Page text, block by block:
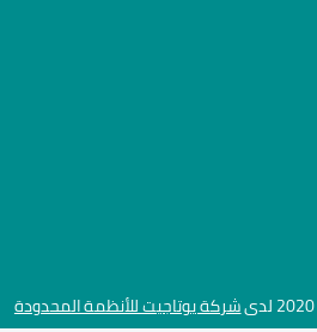
شركة يوتاجيت للأنظمة المحدودة